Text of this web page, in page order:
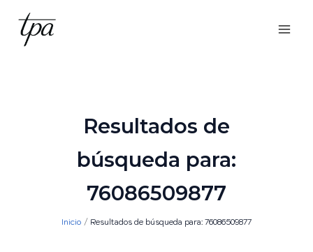
contenido
Resultados de
búsqueda para:
76086509877
Inicio Resultados de búsqueda para: 76086509877